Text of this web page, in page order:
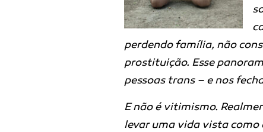
perdendo família, não
prostituição. Esse
pessoas trans – e nos
E não é vitimismo.
levar uma vida vista como